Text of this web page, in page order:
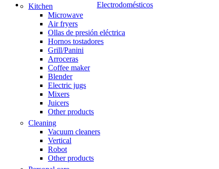
Electrodomésticos
Kitchen
Microwave
Air fryers
Ollas de presión eléctrica
Hornos tostadores
Grill/Panini
Arroceras
Coffee maker
Blender
Electric jugs
Mixers
Juicers
Other products
Cleaning
Vacuum cleaners
Vertical
Robot
Other products